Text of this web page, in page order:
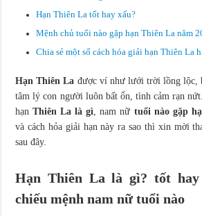
Cách chọn vòng đá phong thủy mệnh Thủy để tăng
Hạn Thiên La tốt hay xấu?
Mệnh chủ tuổi nào gặp hạn Thiên La năm
Chia sẻ một số cách hóa giải hạn Thiên La
Hạn Thiên La được ví như lưới trời lồng lộc,
tâm lý con người luôn bất ổn, tình cảm rạn
hạnThiên La là gì, nam nữ tuổi nào gặp
và cách hỏa giải hạn này ra sao thì xin mời
sau đây.
Hạn Thiên La là gì? tốt hay
chiếu mệnh nam nữ tuổi nào